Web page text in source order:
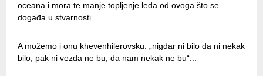
oceana i mora te manje topljenje leda od ovoga što se
događa u stvarnosti...
A možemo i onu khevenhilerovsku: „nigdar ni bilo da ni nekak
bilo, pak ni vezda ne bu, da nam nekak ne bu“...